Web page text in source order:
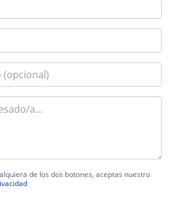
de los dos botones, aceptas nuestro